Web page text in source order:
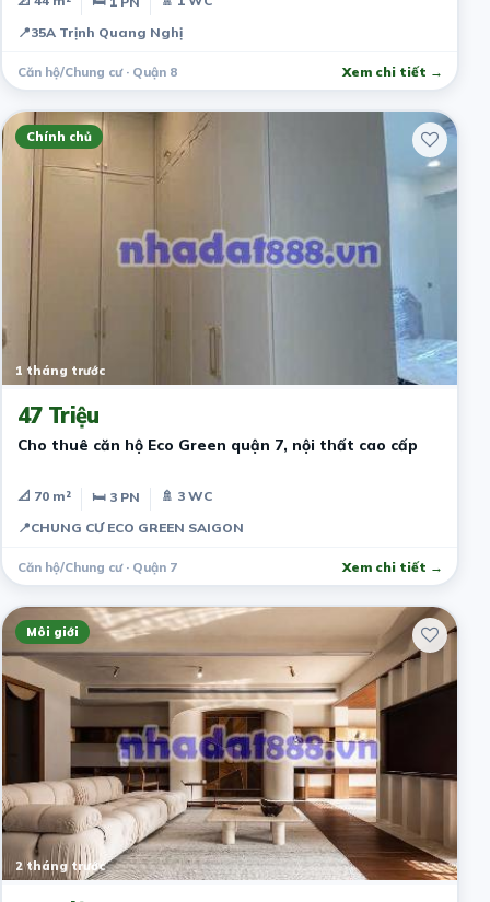
📍35A Trịnh Quang Nghị
Căn hộ/Chung cư · Quận 8 Xem chi tiết →
Chính chủ
1 tháng trước
47 Triệu
Cho thuê căn hộ Eco Green quận 7, nội thất cao cấp
📐 70 m² 🛏 3 PN
🚿 3 WC
📍CHUNG CƯ ECO GREEN SAIGON
Căn hộ/Chung cư · Quận 7 Xem chi tiết →
Môi giới
2 tháng trước